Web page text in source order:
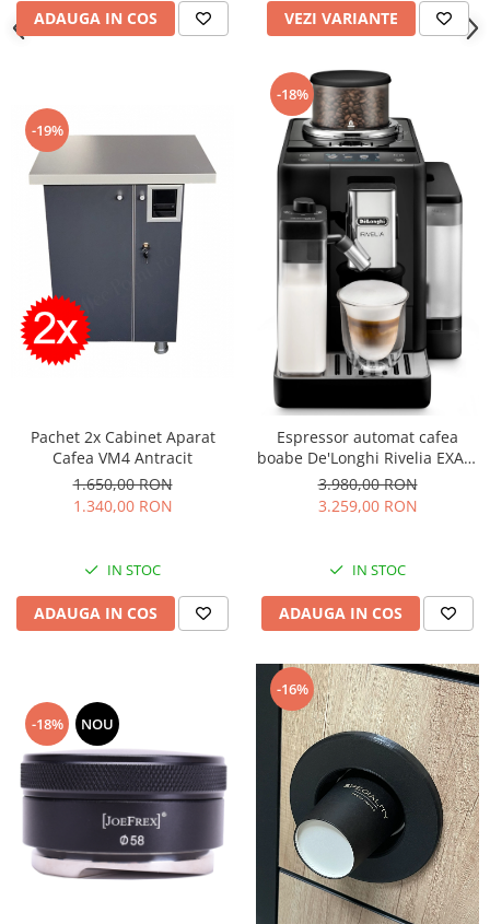
ADAUGA IN COS VEZI VARIANTE
-19%
Pachet 2x Cabinet Aparat
Cafea VM4 Antracit
1.650,00 RON
1.340,00 RON
IN STOC
ADAUGA IN COS
-18%
Espressor automat cafea
boabe De'Longhi Rivelia EXAM
440.55.B
3.980,00 RON
3.259,00 RON
IN STOC
ADAUGA IN COS
-18% NOU
-16%